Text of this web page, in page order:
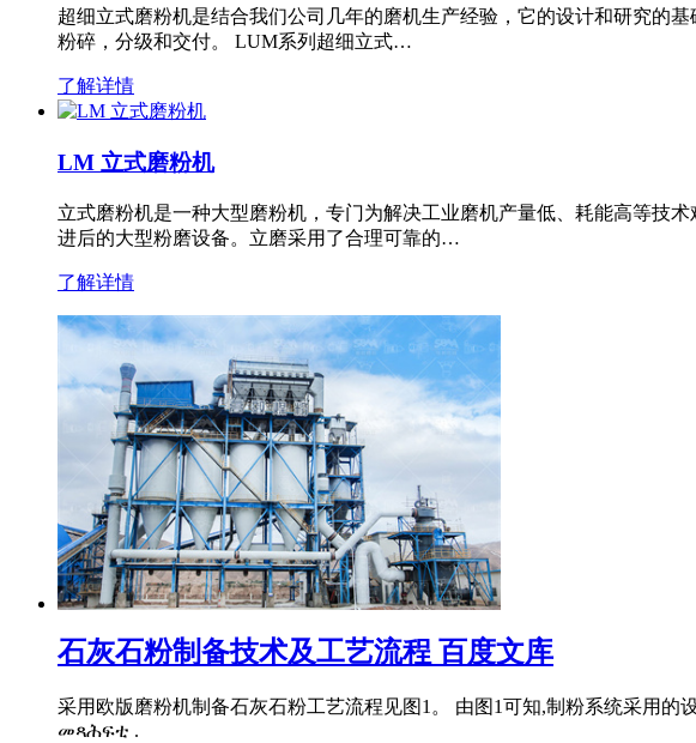
超细立式磨粉机是结合我们公司几年的磨机生产经验，它的设计和研究的
粉碎，分级和交付。 LUM系列超细立式…
了解详情
LM 立式磨粉机
立式磨粉机是一种大型磨粉机，专门为解决工业磨机产量低、耗能高等技
进后的大型粉磨设备。立磨采用了合理可靠的…
了解详情
石灰石粉制备技术及工艺流程 百度文库
采用欧版磨粉机制备石灰石粉工艺流程见图1。 由图1可知,制粉系统采用
መጻሕፍቲ .